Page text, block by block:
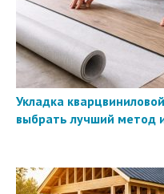
Укладка
выбрать лучший метод